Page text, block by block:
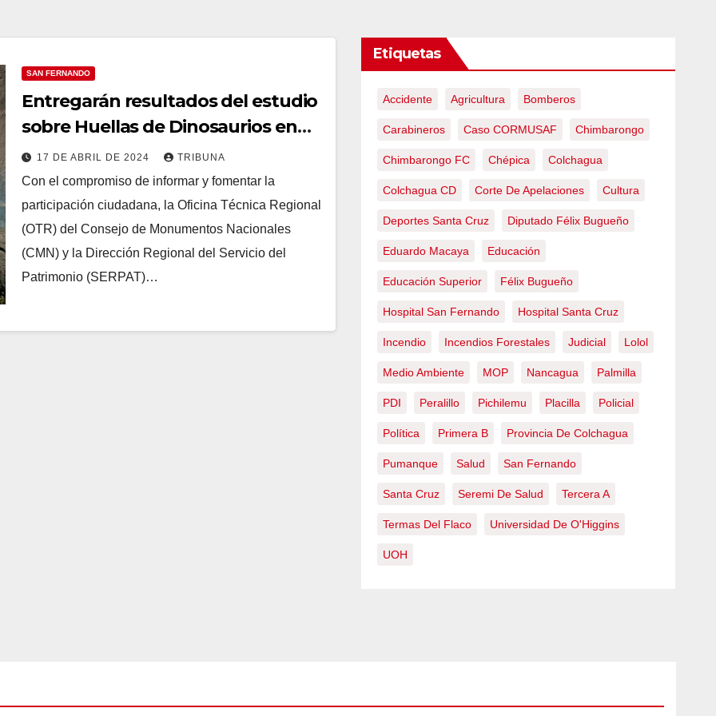
SAN FERNANDO
Entregarán resultados del estudio
sobre Huellas de Dinosaurios en
Termas del Flaco
17 DE ABRIL DE 2024 TRIBUNA
Con el compromiso de informar y fomentar la
participación ciudadana, la Oficina Técnica Regional
(OTR) del Consejo de Monumentos Nacionales
(CMN) y la Dirección Regional del Servicio del
Patrimonio (SERPAT)…
Etiquetas
Accidente Agricultura Bomberos
Carabineros Caso CORMUSAF Chimbarongo
Chimbarongo FC Chépica Colchagua
Colchagua CD Corte De Apelaciones Cultura
Deportes Santa Cruz Diputado Félix Bugueño
Eduardo Macaya Educación
Educación Superior Félix Bugueño
Hospital San Fernando Hospital Santa Cruz
Incendio Incendios Forestales Judicial Lolol
Medio Ambiente MOP Nancagua Palmilla
PDI Peralillo Pichilemu Placilla Policial
Política Primera B Provincia De Colchagua
Pumanque Salud San Fernando
Santa Cruz Seremi De Salud Tercera A
Termas Del Flaco Universidad De O'Higgins
UOH